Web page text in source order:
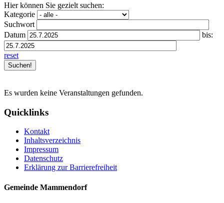
Hier können Sie gezielt suchen:
Kategorie
Suchwort
Datum
bis:
reset
Es wurden keine Veranstaltungen gefunden.
Quicklinks
Kontakt
Inhaltsverzeichnis
Impressum
Datenschutz
Erklärung zur Barrierefreiheit
Gemeinde Mammendorf